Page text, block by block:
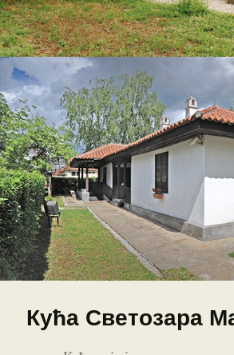
Кућа Светозара